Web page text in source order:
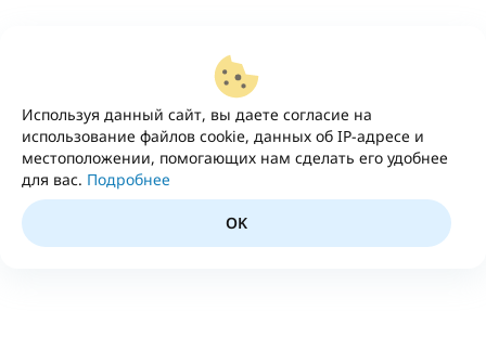
Используя данный сайт, вы даете согласие на
использование файлов cookie, данных об IP-адресе и
местоположении, помогающих нам сделать его удобнее
для вас. Подробнее
OK